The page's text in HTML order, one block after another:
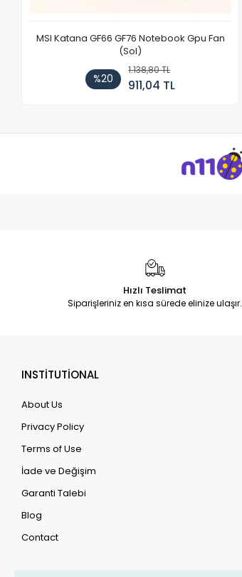
MSI Katana GF66 GF76 Notebook Gpu Fan
(Sol)
%20
1.138,80 TL
911,04 TL
Hızlı Teslimat
Siparişleriniz en kısa sürede elinize ulaşır.
INSTİTUTİONAL
About Us
Privacy Policy
Terms of Use
İade ve Değişim
Garanti Talebi
Blog
Contact